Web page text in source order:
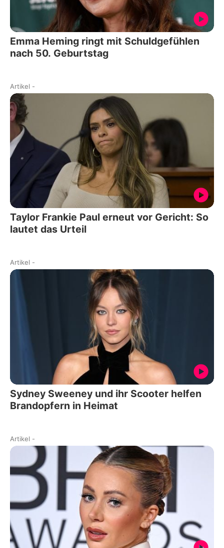
Emma Heming ringt mit Schuldgefühlen
nach 50. Geburtstag
Artikel -
Taylor Frankie Paul erneut vor Gericht: So
lautet das Urteil
Artikel -
Sydney Sweeney und ihr Scooter helfen
Brandopfern in Heimat
Artikel -